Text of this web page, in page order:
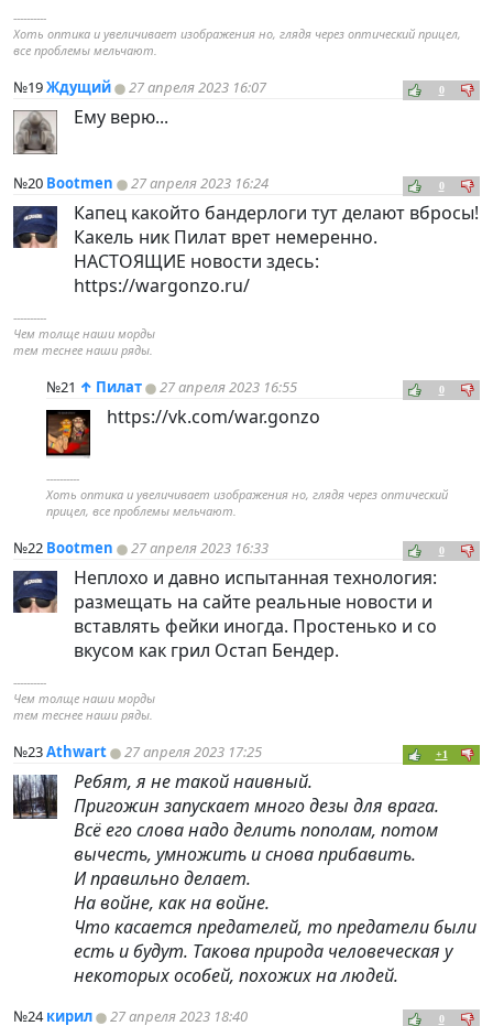
----------
Хоть оптика и увеличивает изображения но, глядя через оптический прицел,
все проблемы мельчают.
№19Ждущий 27 апреля 2023 16:07 0
Ему верю...
№20 Bootmen 27 апреля 2023 16:24 0
Капец какойто бандерлоги тут делают вбросы!
Какель ник Пилат врет немеренно.
НАСТОЯЩИЕ новости здесь:
https://wargonzo.ru/
----------
Чем толще наши морды
тем теснее наши ряды.
№21 ↑ Пилат 27 апреля 2023 16:55 0
https://vk.com/war.gonzo
----------
Хоть оптика и увеличивает изображения но, глядя через оптический
прицел, все проблемы мельчают.
№22 Bootmen 27 апреля 2023 16:33 0
Неплохо и давно испытанная технология:
размещать на сайте реальные новости и
вставлять фейки иногда. Простенько и со
вкусом как грил Остап Бендер.
----------
Чем толще наши морды
тем теснее наши ряды.
№23Athwart 27 апреля 2023 17:25 +1
Ребят, я не такой наивный.
Пригожин запускает много дезы для врага.
Всё его слова надо делить пополам, потом
вычесть, умножить и снова прибавить.
И правильно делает.
На войне, как на войне.
Что касается предателей, то предатели были
есть и будут. Такова природа человеческая у
некоторых особей, похожих на людей.
№24кирил 27 апреля 2023 18:40 0